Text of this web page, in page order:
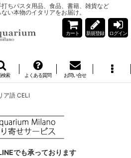
ちパスタ用品、食品、書籍、雑貨など
い本物のイタリアをお届け。
カート 新規登録 ログイン
索 よくある質問 お問い合せ
ア語 CELI
でも承っております